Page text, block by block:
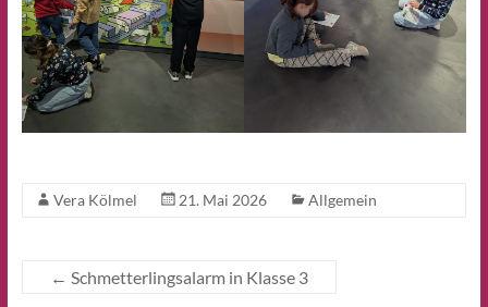
Vera Kölmel 21. Mai 2026 Allgemein
← Schmetterlingsalarm in Klasse 3